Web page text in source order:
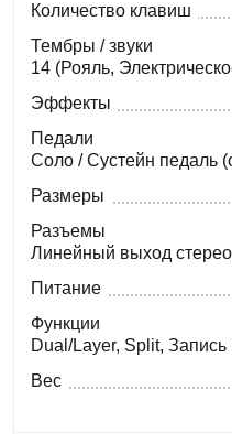
Количество клавиш
Тембры / звуки
14 (Рояль,
Эффекты
Педали
Соло / Сустейн педаль
Размеры
Разъемы
Линейный выход
Питание
Функции
Dual/Layer, Split,
Вес